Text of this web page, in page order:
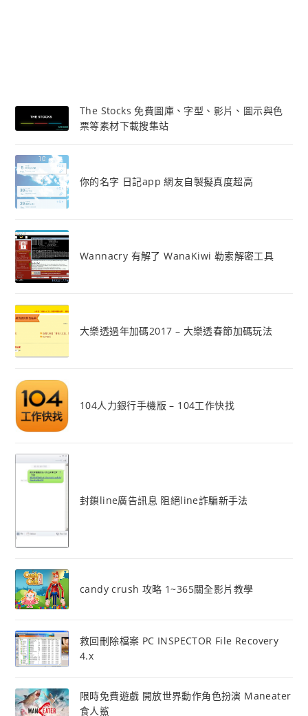
The Stocks 免費圖庫、字型、影片、圖示與色
票等素材下載搜集站
你的名字 日記app 網友自製擬真度超高
Wannacry 有解了 WanaKiwi 勒索解密工具
大樂透過年加碼2017 – 大樂透春節加碼玩法
104人力銀行手機版 – 104工作快找
封鎖line廣告訊息 阻絕line詐騙新手法
candy crush 攻略 1~365關全影片教學
救回刪除檔案 PC INSPECTOR File Recovery
4.x
限時免費遊戲 開放世界動作角色扮演 Maneater
食人鯊